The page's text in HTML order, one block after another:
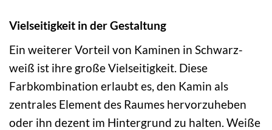
Vielseitigkeit in der Gestaltung
Ein weiterer Vorteil von Kaminen in Schwarz-
weiß ist ihre große Vielseitigkeit. Diese
Farbkombination erlaubt es, den Kamin als
zentrales Element des Raumes hervorzuheben
oder ihn dezent im Hintergrund zu halten. Weiße